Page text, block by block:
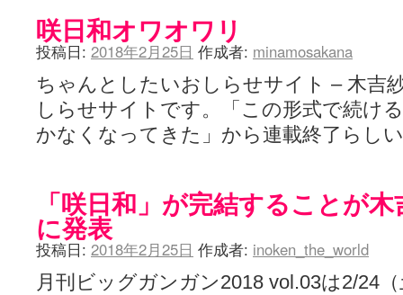
咲日和オワオワリ
投稿日: 2018年2月25日 作成者: minamosakana
ちゃんとしたいおしらせサイト – 木吉
しらせサイトです。「この形式で続け
かなくなってきた」から連載終了らし
「咲日和」が完結することが
に発表
投稿日: 2018年2月25日 作成者: inoken_the_world
月刊ビッグガンガン2018 vol.03は2/24